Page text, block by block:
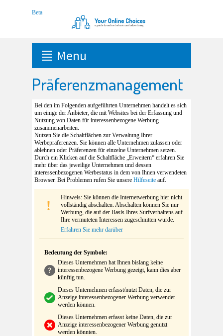
Menu
Präferenzmanagement
Bei den im Folgenden aufgeführten Unternehmen handelt es sich
um einige der Anbieter, die mit Websites bei der Erfassung und
Nutzung von Daten für interessenbezogene Werbung
zusammenarbeiten.
Nutzen Sie die Schaltflächen zur Verwaltung Ihrer
Werbepräferenzen. Sie können alle Unternehmen zulassen oder
ablehnen oder Präferenzen für einzelne Unternehmen setzen.
Durch ein Klicken auf die Schaltfläche „Erweitern“ erfahren Sie
mehr über das jeweilige Unternehmen und dessen
interessenbezogenen Werbestatus in dem von Ihnen verwendeten
Browser. Bei Problemen rufen Sie unsere Hilfeseite auf.
Hinweis: Sie können die Internetwerbung hier nicht
vollständig abschalten. Abschalten können Sie nur
Werbung, die auf der Basis Ihres Surfverhaltens auf
Ihre vermuteten Interessen zugeschnitten wurde.
Erfahren Sie mehr darüber
Bedeutung der Symbole:
Dieses Unternehmen hat Ihnen bislang keine
interessenbezogene Werbung gezeigt, kann dies aber
künftig tun.
Dieses Unternehmen erfasst/nutzt Daten, die zur
Anzeige interessenbezogener Werbung verwendet
werden können.
Dieses Unternehmen erfasst keine Daten, die zur
Anzeige interessenbezogener Werbung genutzt
werden könnten.